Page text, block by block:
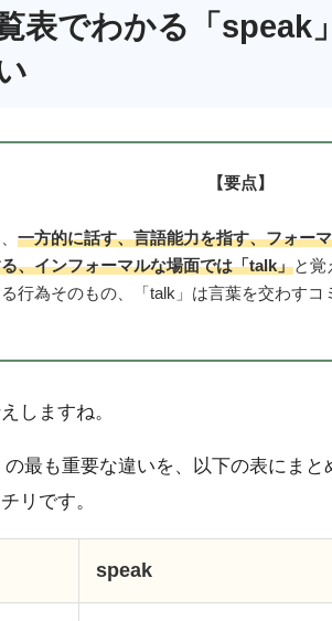
表でわかる「speak
【要点】
一方的に話す、言語能力を指す、フォー
、インフォーマルな場面では「talk」と覚
行為そのもの、「talk」は言葉を交わすコ
しますね。
の最も重要な違いを、以下の表にま
リです。
speak